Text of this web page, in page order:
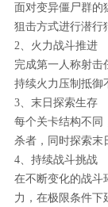
面对变异僵尸群的
狙击方式进行潜行
2、火力战斗推进
完成第一人称射击
持续火力压制抵御
3、末日探索生存
每个关卡结构不同
杀者，同时探索末
4、持续战斗挑战
在不断变化的战斗
力，在极限条件下